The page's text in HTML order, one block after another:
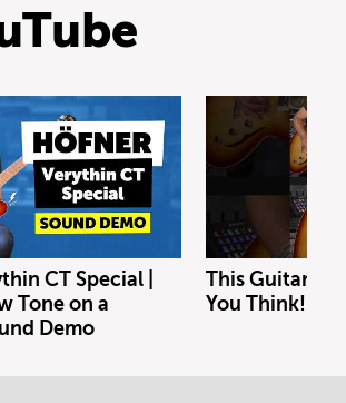
CT Special |
Tone on a
Demo
This Guitar
You Think!